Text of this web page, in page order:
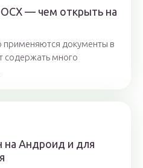
— чем открыть на
документы в
содержать много
на Андроид и для